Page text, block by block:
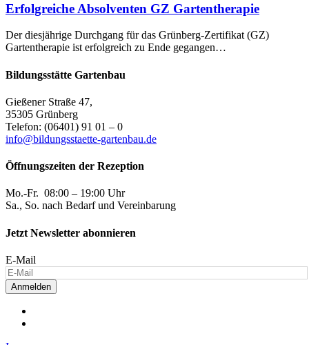
Erfolgreiche Absolventen GZ Gartentherapie
Der diesjährige Durchgang für das Grünberg-Zertifikat (GZ)
Gartentherapie ist erfolgreich zu Ende gegangen…
Bildungsstätte Gartenbau
Gießener Straße 47,
35305 Grünberg
Telefon: (06401) 91 01 – 0
info@bildungsstaette-gartenbau.de
Öffnungszeiten der Rezeption
Mo.-Fr. 08:00 – 19:00 Uhr
Sa., So. nach Bedarf und Vereinbarung
Jetzt Newsletter abonnieren
E-Mail
Anmelden